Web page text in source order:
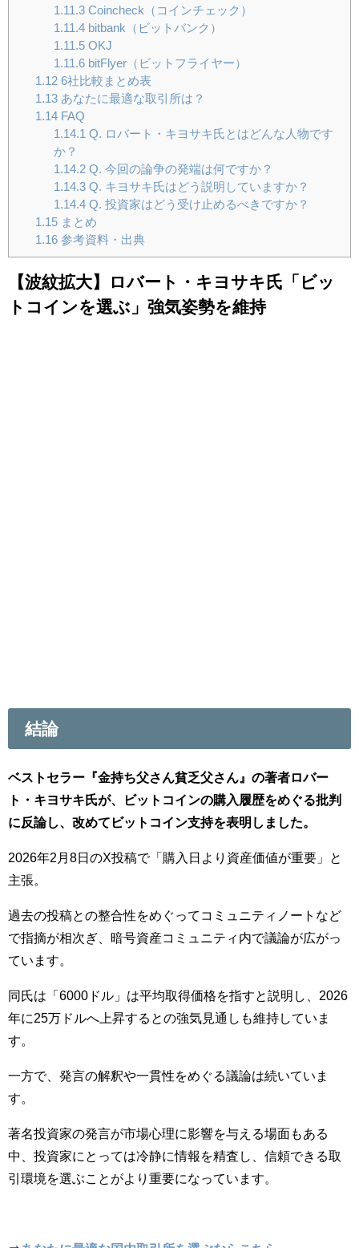
1.11.3Coincheck（コインチェック）
1.11.4bitbank（ビットバンク）
1.11.5OKJ
1.11.6bitFlyer（ビットフライヤー）
1.126社比較まとめ表
1.13あなたに最適な取引所は？
1.14FAQ
1.14.1 Q. ロバート・キヨサキ氏とはどんな人物です
か？
1.14.2Q. 今回の論争の発端は何ですか？
1.14.3Q. キヨサキ氏はどう説明していますか？
1.14.4Q. 投資家はどう受け止めるべきですか？
1.15まとめ
1.16参考資料・出典
【波紋拡大】ロバート・キヨサキ氏「ビッ
トコインを選ぶ」強気姿勢を維持
結論
ベストセラー『金持ち父さん貧乏父さん』の著者ロバー
ト・キヨサキ氏が、ビットコインの購入履歴をめぐる批判
に反論し、改めてビットコイン支持を表明しました。
2026年2月8日のX投稿で「購入日より資産価値が重要」と
主張。
過去の投稿との整合性をめぐってコミュニティノートなど
で指摘が相次ぎ、暗号資産コミュニティ内で議論が広がっ
ています。
同氏は「6000ドル」は平均取得価格を指すと説明し、2026
年に25万ドルへ上昇するとの強気見通しも維持していま
す。
一方で、発言の解釈や一貫性をめぐる議論は続いていま
す。
著名投資家の発言が市場心理に影響を与える場面もある
中、投資家にとっては冷静に情報を精査し、信頼できる取
引環境を選ぶことがより重要になっています。